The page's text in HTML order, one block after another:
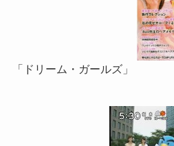
「ドリーム・ガールズ」